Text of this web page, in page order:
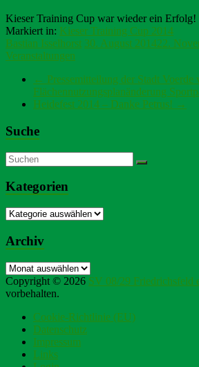
Kieser Training Cup war wieder ein Erfolg!
Markiert in: Kieser Training Cup 2014
Bastian Isselhorst 30. August 201422.
Veranstaltungen
← Pressemitteilung der Stadt Voerde
Flächennutzungsplanänderung
Heidefest 2014 – Danke Petrus! →
Suche
Kategorien
Kategorien
Archiv
Archiv
Copyright © 2026 SV 08/29 Friedrichsfeld
vorbehalten.
Cookie-Richtlinie (EU)
Datenschutz
Impressum
Links